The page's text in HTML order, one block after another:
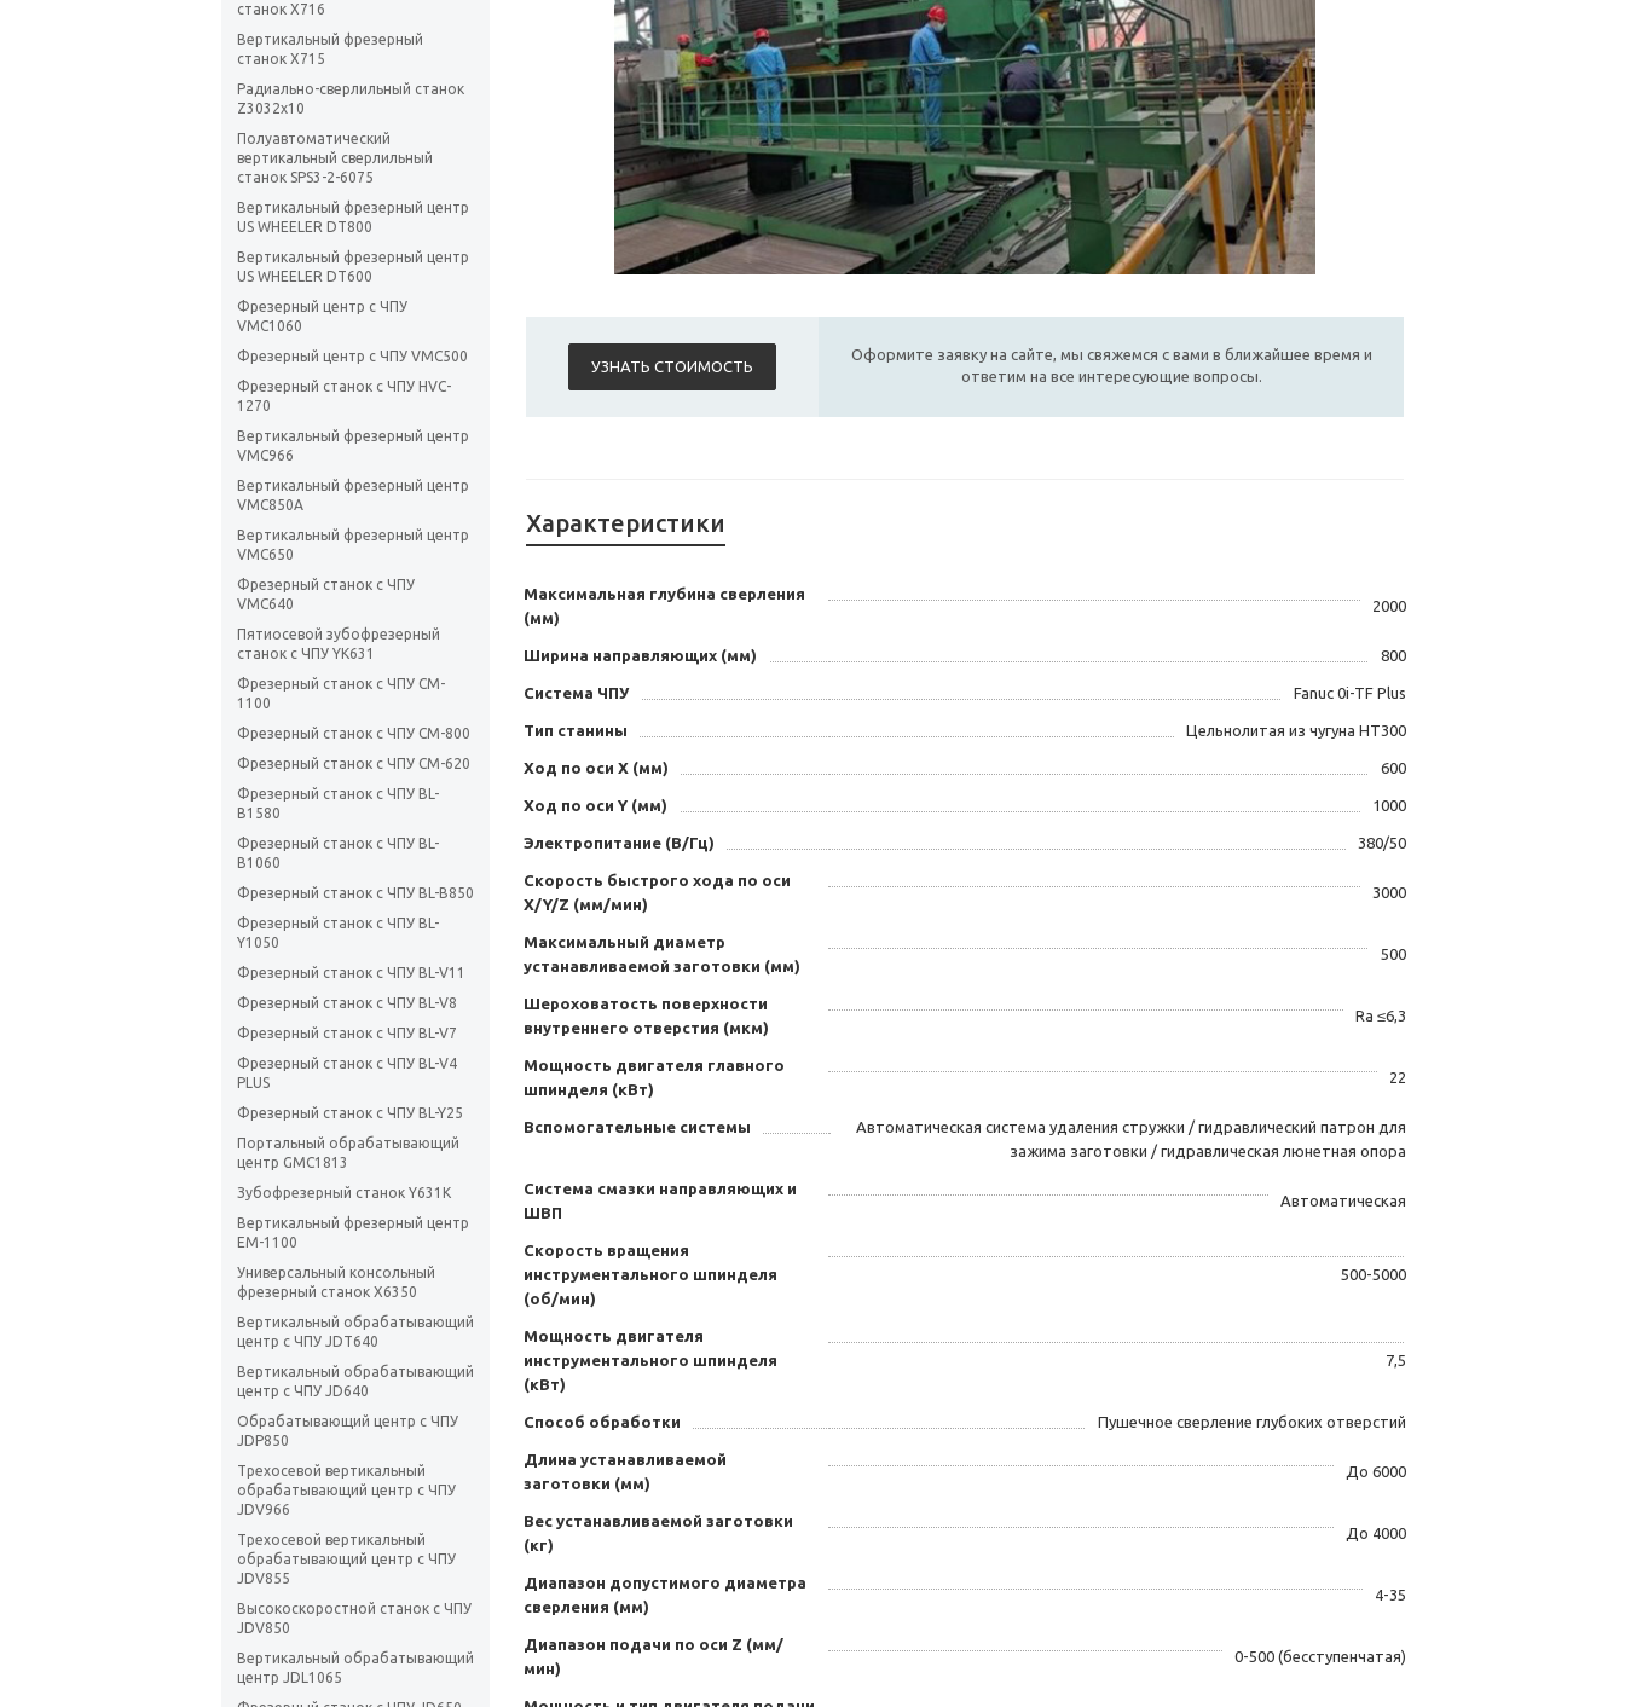
станок X716
Вертикальный фрезерный
станок X715
Радиально-сверлильный станок
Z3032х10
Полуавтоматический
вертикальный сверлильный
станок SPS3-2-6075
Вертикальный фрезерный центр
US WHEELER DT800
Вертикальный фрезерный центр
US WHEELER DT600
Фрезерный центр с ЧПУ
VMC1060
Фрезерный центр с ЧПУ VMC500
Фрезерный станок с ЧПУ HVC-
1270
Вертикальный фрезерный центр
VMC966
Вертикальный фрезерный центр
VMC850A
Вертикальный фрезерный центр
VMC650
Фрезерный станок с ЧПУ
VMC640
Пятиосевой зубофрезерный
станок с ЧПУ YK631
Фрезерный станок с ЧПУ CM-
1100
Фрезерный станок с ЧПУ CM-800
Фрезерный станок с ЧПУ CM-620
Фрезерный станок с ЧПУ BL-
B1580
Фрезерный станок с ЧПУ BL-
B1060
Фрезерный станок с ЧПУ BL-B850
Фрезерный станок с ЧПУ BL-
Y1050
Фрезерный станок с ЧПУ BL-V11
Фрезерный станок с ЧПУ BL-V8
Фрезерный станок с ЧПУ BL-V7
Фрезерный станок с ЧПУ BL-V4
PLUS
Фрезерный станок с ЧПУ BL-Y25
Портальный обрабатывающий
центр GMC1813
Зубофрезерный станок Y631K
Вертикальный фрезерный центр
EM-1100
Универсальный консольный
фрезерный станок X6350
Вертикальный обрабатывающий
центр с ЧПУ JDT640
Вертикальный обрабатывающий
центр с ЧПУ JD640
Обрабатывающий центр с ЧПУ
JDP850
Трехосевой вертикальный
обрабатывающий центр с ЧПУ
JDV966
Трехосевой вертикальный
обрабатывающий центр с ЧПУ
JDV855
Высокоскоростной станок с ЧПУ
JDV850
Вертикальный обрабатывающий
центр JDL1065
УЗНАТЬ СТОИМОСТЬ
Оформите заявку на сайте, мы свяжемся с вами в ближайшее время и
ответим на все интересующие вопросы.
Характеристики
Максимальная глубина сверления
(мм)
2000
Ширина направляющих (мм) 800
Система ЧПУ Fanuc 0i-TF Plus
Тип станины Цельнолитая из чугуна HT300
Ход по оси X (мм) 600
Ход по оси Y (мм) 1000
Электропитание (В/Гц) 380/50
Скорость быстрого хода по оси
X/Y/Z (мм/мин)
3000
Максимальный диаметр
устанавливаемой заготовки (мм)
500
Шероховатость поверхности
внутреннего отверстия (мкм)
Ra ≤6,3
Мощность двигателя главного
шпинделя (кВт)
22
Вспомогательные системы
Автоматическая система удаления стружки / гидравлический патрон для
зажима заготовки / гидравлическая люнетная опора
Система смазки направляющих и
ШВП
Автоматическая
Скорость вращения
инструментального шпинделя
(об/мин)
500-5000
Мощность двигателя
инструментального шпинделя
(кВт)
7,5
Способ обработки Пушечное сверление глубоких отверстий
Длина устанавливаемой
заготовки (мм)
До 6000
Вес устанавливаемой заготовки
(кг)
До 4000
Диапазон допустимого диаметра
сверления (мм)
4-35
Диапазон подачи по оси Z (мм/
мин)
0-500 (бесступенчатая)